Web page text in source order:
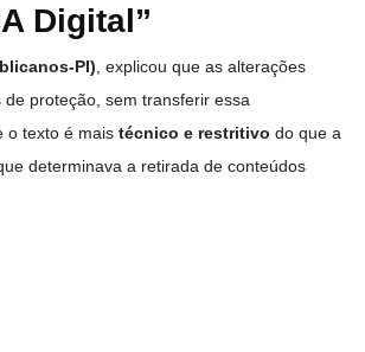
Digital”
PI) , explicou que as alterações
proteção, sem transferir essa
o texto é mais técnico e restritivo do que a
que determinava a retirada de conteúdos